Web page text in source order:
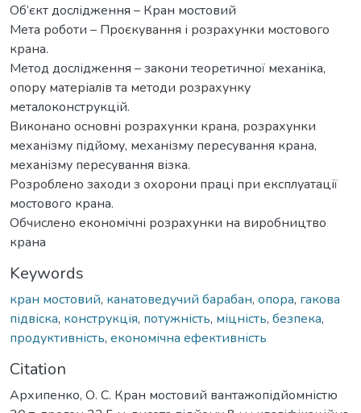
Об’єкт дослідження – Кран мостовий
Мета роботи – Проєкування і розрахунки мостового
крана.
Метод дослідження – закони теоретичної механіка,
опору матеріалів та методи розрахунку
металоконструкцій.
Виконано основні розрахунки крана, розрахунки
механізму підйому, механізму пересування крана,
механізму пересування візка.
Розроблено заходи з охорони праці при експлуатації
мостового крана.
Обчислено економічні розрахунки на виробництво
крана
Keywords
кран мостовий, канатоведучий барабан, опора, гакова
підвіска, конструкція, потужність, міцність, безпека,
продуктивність, економічна ефективність
Citation
Архипенко, О. С. Кран мостовий вантажопідйомністю